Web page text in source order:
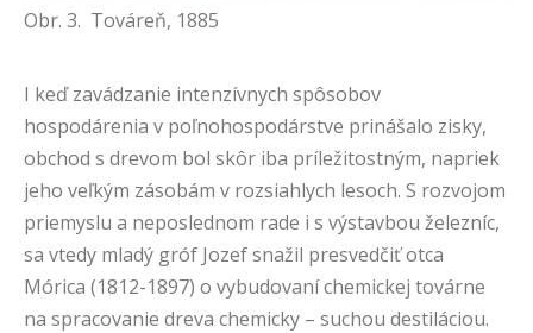
Obr. 3. Továreň, 1885
I keď zavádzanie intenzívnych spôsobov
hospodárenia v poľnohospodárstve prinášalo zisky,
obchod s drevom bol skôr iba príležitostným, napriek
jeho veľkým zásobám v rozsiahlych lesoch. S rozvojom
priemyslu a neposlednom rade i s výstavbou železníc,
sa vtedy mladý gróf Jozef snažil presvedčiť otca
Mórica (1812-1897) o vybudovaní chemickej továrne
na spracovanie dreva chemicky – suchou destiláciou.